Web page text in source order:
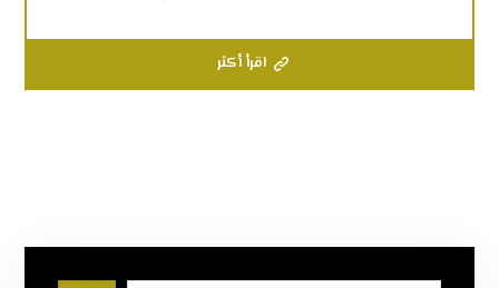
اقرأ أكثر